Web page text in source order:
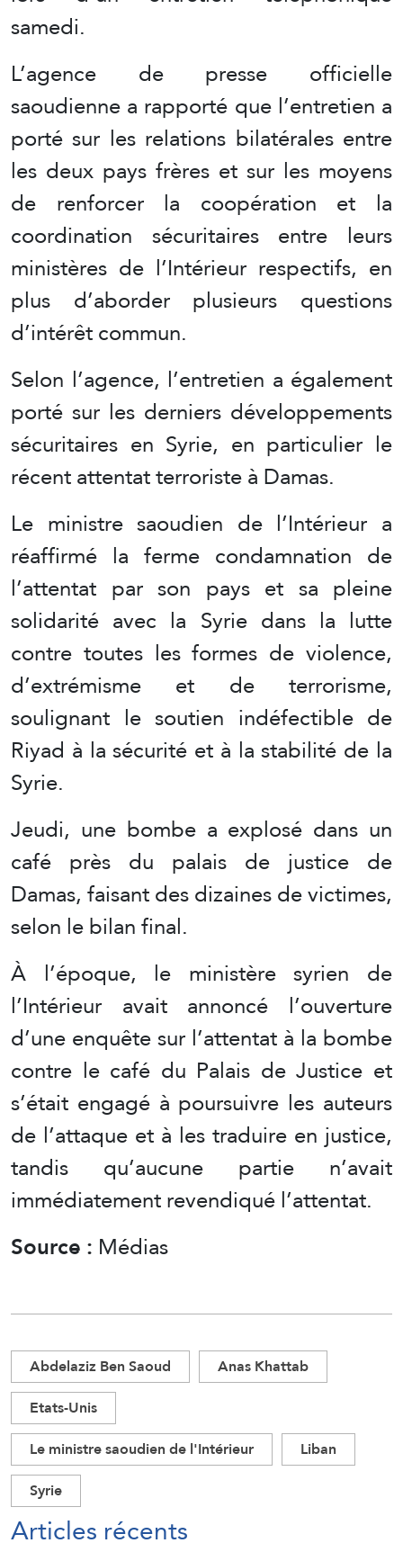
samedi.
L’agence de presse officielle
saoudienne a rapporté que l’entretien a
porté sur les relations bilatérales entre
les deux pays frères et sur les moyens
de renforcer la coopération et la
coordination sécuritaires entre leurs
ministères de l’Intérieur respectifs, en
plus d’aborder plusieurs questions
d’intérêt commun.
Selon l’agence, l’entretien a également
porté sur les derniers développements
sécuritaires en Syrie, en particulier le
récent attentat terroriste à Damas.
Le ministre saoudien de l’Intérieur a
réaffirmé la ferme condamnation de
l’attentat par son pays et sa pleine
solidarité avec la Syrie dans la lutte
contre toutes les formes de violence,
d’extrémisme et de terrorisme,
soulignant le soutien indéfectible de
Riyad à la sécurité et à la stabilité de la
Syrie.
Jeudi, une bombe a explosé dans un
café près du palais de justice de
Damas, faisant des dizaines de victimes,
selon le bilan final.
À l’époque, le ministère syrien de
l’Intérieur avait annoncé l’ouverture
d’une enquête sur l’attentat à la bombe
contre le café du Palais de Justice et
s’était engagé à poursuivre les auteurs
de l’attaque et à les traduire en justice,
tandis qu’aucune partie n’avait
immédiatement revendiqué l’attentat.
Source : Médias
Abdelaziz Ben Saoud
Anas Khattab
Etats-Unis
Le ministre saoudien de l'Intérieur
Liban
Syrie
Articles récents